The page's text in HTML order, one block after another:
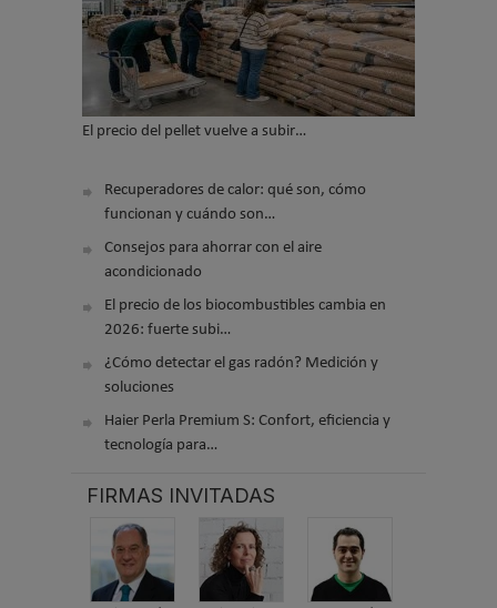
El precio del pellet vuelve a subir…
Recuperadores de calor: qué son, cómo
funcionan y cuándo son…
Consejos para ahorrar con el aire
acondicionado
El precio de los biocombustibles cambia en
2026: fuerte subi…
¿Cómo detectar el gas radón? Medición y
soluciones
Haier Perla Premium S: Confort, eficiencia y
tecnología para…
FIRMAS INVITADAS